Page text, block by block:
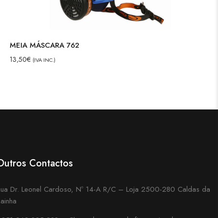
MEIA MÁSCARA 762
13,50€ (IVA INC.)
Contactos
Dr. Leonel Cardoso, Nº 14-A R/C – Loja 2500-280 Caldas da